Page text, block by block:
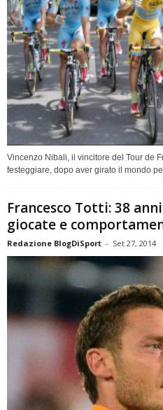
Vincenzo Nibali, il vincitore del Tour de
festeggiare, dopo aver girato il mondo
Francesco Totti: 38
giocate e
Redazione BlogDiSport - Set 27, 2014